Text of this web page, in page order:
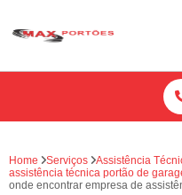
Home Serviços
Assistência
assistência técnica portão de
onde encontrar empresa de